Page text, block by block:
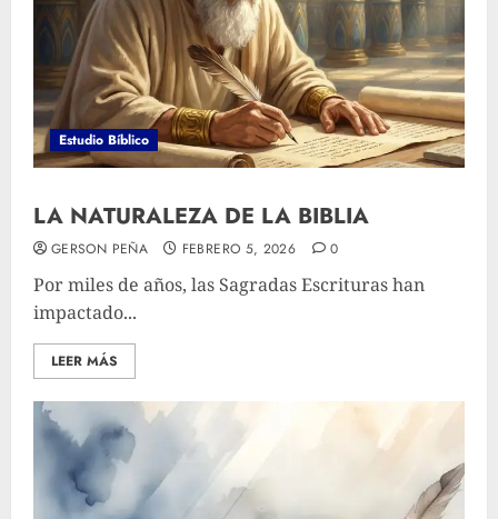
Estudio Bíblico
LA NATURALEZA DE LA BIBLIA
GERSON PEÑA FEBRERO 5, 2026 0
Por miles de años, las Sagradas Escrituras han
impactado...
LEER MÁS